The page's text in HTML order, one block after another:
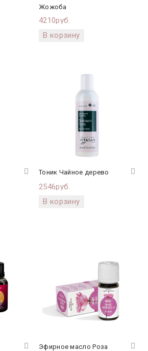
Жожоба
4210руб.
Тоник Чайное дерево
2546руб.
Эфирное масло Роза